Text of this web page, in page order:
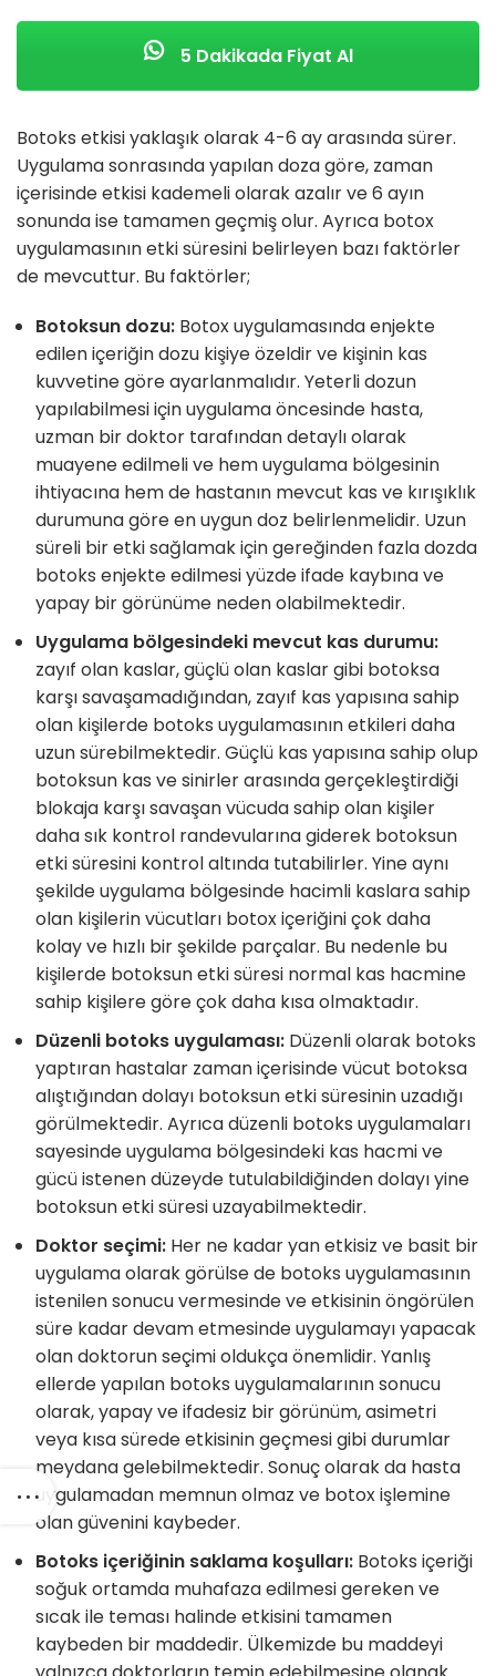
5 Dakikada Fiyat Al
Botoks etkisi yaklaşık olarak 4-6 ay arasında sürer.
Uygulama sonrasında yapılan doza göre, zaman
içerisinde etkisi kademeli olarak azalır ve 6 ayın
sonunda ise tamamen geçmiş olur. Ayrıca botox
uygulamasının etki süresini belirleyen bazı faktörler
de mevcuttur. Bu faktörler;
Botoksun dozu: Botox uygulamasında enjekte
edilen içeriğin dozu kişiye özeldir ve kişinin kas
kuvvetine göre ayarlanmalıdır. Yeterli dozun
yapılabilmesi için uygulama öncesinde hasta,
uzman bir doktor tarafından detaylı olarak
muayene edilmeli ve hem uygulama bölgesinin
ihtiyacına hem de hastanın mevcut kas ve kırışıklık
durumuna göre en uygun doz belirlenmelidir. Uzun
süreli bir etki sağlamak için gereğinden fazla dozda
botoks enjekte edilmesi yüzde ifade kaybına ve
yapay bir görünüme neden olabilmektedir.
Uygulama bölgesindeki mevcut kas durumu:
zayıf olan kaslar, güçlü olan kaslar gibi botoksa
karşı savaşamadığından, zayıf kas yapısına sahip
olan kişilerde botoks uygulamasının etkileri daha
uzun sürebilmektedir. Güçlü kas yapısına sahip olup
botoksun kas ve sinirler arasında gerçekleştirdiği
blokaja karşı savaşan vücuda sahip olan kişiler
daha sık kontrol randevularına giderek botoksun
etki süresini kontrol altında tutabilirler. Yine aynı
şekilde uygulama bölgesinde hacimli kaslara sahip
olan kişilerin vücutları botox içeriğini çok daha
kolay ve hızlı bir şekilde parçalar. Bu nedenle bu
kişilerde botoksun etki süresi normal kas hacmine
sahip kişilere göre çok daha kısa olmaktadır.
Düzenli botoks uygulaması: Düzenli olarak botoks
yaptıran hastalar zaman içerisinde vücut botoksa
alıştığından dolayı botoksun etki süresinin uzadığı
görülmektedir. Ayrıca düzenli botoks uygulamaları
sayesinde uygulama bölgesindeki kas hacmi ve
gücü istenen düzeyde tutulabildiğinden dolayı yine
botoksun etki süresi uzayabilmektedir.
Doktor seçimi: Her ne kadar yan etkisiz ve basit bir
uygulama olarak görülse de botoks uygulamasının
istenilen sonucu vermesinde ve etkisinin öngörülen
süre kadar devam etmesinde uygulamayı yapacak
olan doktorun seçimi oldukça önemlidir. Yanlış
ellerde yapılan botoks uygulamalarının sonucu
olarak, yapay ve ifadesiz bir görünüm, asimetri
veya kısa sürede etkisinin geçmesi gibi durumlar
meydana gelebilmektedir. Sonuç olarak da hasta
uygulamadan memnun olmaz ve botox işlemine
olan güvenini kaybeder.
Botoks içeriğinin saklama koşulları: Botoks içeriği
soğuk ortamda muhafaza edilmesi gereken ve
sıcak ile teması halinde etkisini tamamen
kaybeden bir maddedir. Ülkemizde bu maddeyi